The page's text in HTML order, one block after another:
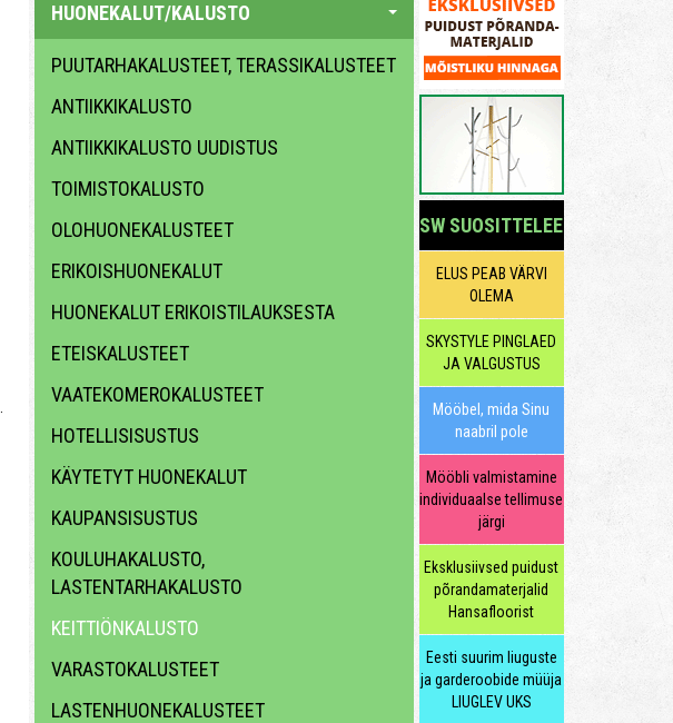
HUONEKALUT/KALUSTO
PUUTARHAKALUSTEET, TERASSIKALUSTEET
ANTIIKKIKALUSTO
ANTIIKKIKALUSTO UUDISTUS
TOIMISTOKALUSTO
OLOHUONEKALUSTEET
ERIKOISHUONEKALUT
HUONEKALUT ERIKOISTILAUKSESTA
ETEISKALUSTEET
VAATEKOMEROKALUSTEET
HOTELLISISUSTUS
KÄYTETYT HUONEKALUT
KAUPANSISUSTUS
KOULUHAKALUSTO,
LASTENTARHAKALUSTO
KEITTIÖNKALUSTO
VARASTOKALUSTEET
LASTENHUONEKALUSTEET
SW SUOSITTELEE
ELUS PEAB VÄRVI
OLEMA
SKYSTYLE PINGLAED
JA VALGUSTUS
Mööbel, mida Sinu
naabril pole
Mööbli valmistamine
individuaalse tellimuse
järgi
Eksklusiivsed puidust
põrandamaterjalid
Hansafloorist
Eesti suurim liuguste
ja garderoobide müüja
LIUGLEV UKS